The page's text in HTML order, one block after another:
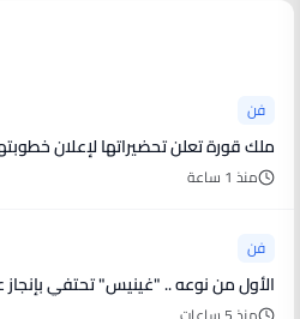
فن
ملك قورة تعلن تحضيراتها لإعلان
منذ 1 ساعة
فن
الأول من نوعه .. "غينيس" تحتفي بإنجاز عمرو دياب